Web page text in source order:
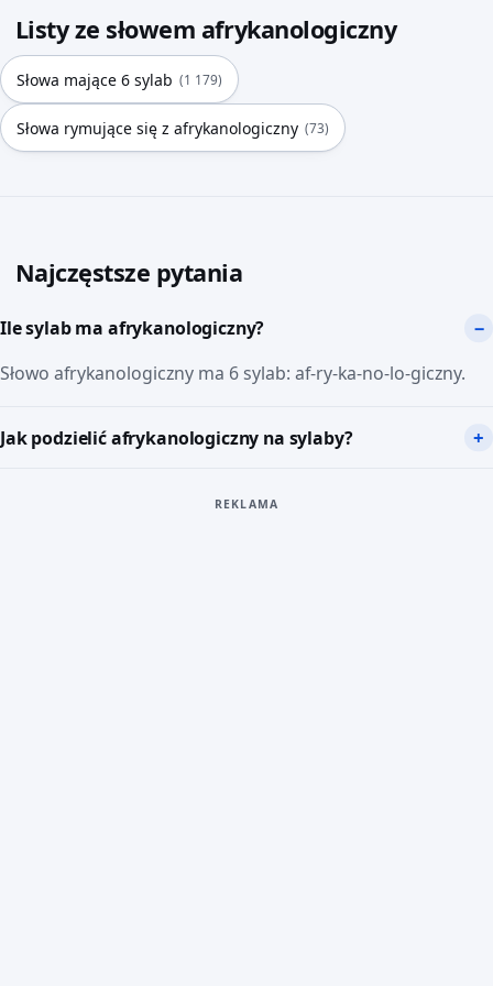
Listy ze słowem afrykanologiczny
Słowa mające 6 sylab (1 179)
Słowa rymujące się z afrykanologiczny (73)
Najczęstsze pytania
Ile sylab ma afrykanologiczny?
Słowo afrykanologiczny ma 6 sylab: af-ry-ka-no-lo-giczny.
Jak podzielić afrykanologiczny na sylaby?
REKLAMA